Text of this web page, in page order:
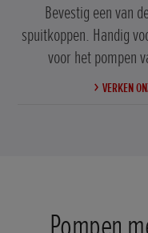
Bevestig een van
spuitkoppen. Handig
voor het pompen
VERKEN